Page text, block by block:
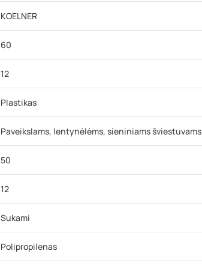
KOELNER
60
12
Plastikas
Paveikslams, lentynėlėms, sieniniams šviestuvams
50
12
Sukami
Polipropilenas